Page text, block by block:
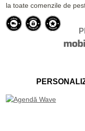
la toate comenzile de